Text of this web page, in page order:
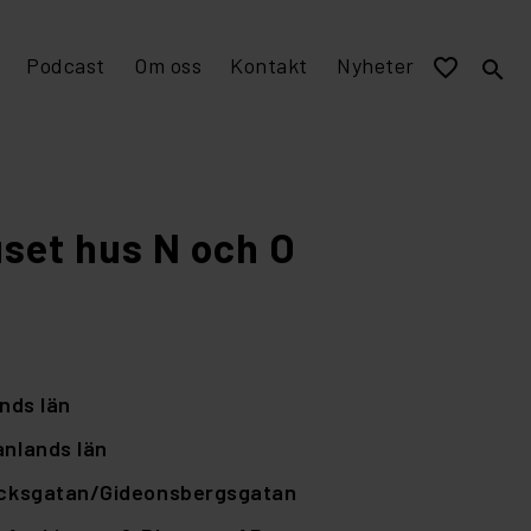
Podcast Om oss Kontakt Nyheter favorite_border search
hus N och O
län
län
Gideonsbergsgatan